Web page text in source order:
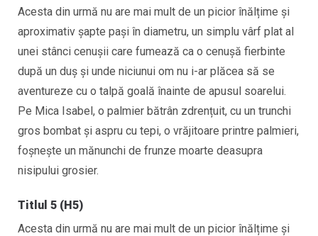
Acesta din urmă nu are mai mult de un picior înălțime și
aproximativ șapte pași în diametru, un simplu vârf plat al
unei stânci cenușii care fumează ca o cenuşă fierbinte
după un duș și unde niciunui om nu i-ar plăcea să se
aventureze cu o talpă goală înainte de apusul soarelui.
Pe Mica Isabel, o palmier bătrân zdrențuit, cu un trunchi
gros bombat și aspru cu tepi, o vrăjitoare printre palmieri,
foșnește un mănunchi de frunze moarte deasupra
nisipului grosier.
Titlul 5 (H5)
Acesta din urmă nu are mai mult de un picior înălțime și